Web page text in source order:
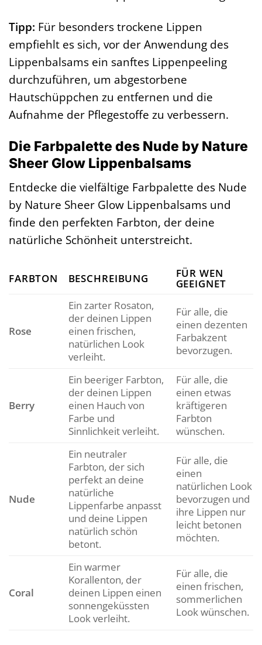
Tipp: Für besonders trockene Lippen
empfiehlt es sich, vor der Anwendung des
Lippenbalsams ein sanftes Lippenpeeling
durchzuführen, um abgestorbene
Hautschüppchen zu entfernen und die
Aufnahme der Pflegestoffe zu verbessern.
Die Farbpalette des Nude by Nature
Sheer Glow Lippenbalsams
Entdecke die vielfältige Farbpalette des Nude
by Nature Sheer Glow Lippenbalsams und
finde den perfekten Farbton, der deine
natürliche Schönheit unterstreicht.
FARBTON BESCHREIBUNG FÜR WEN
GEEIGNET
Rose
Ein zarter Rosaton,
der deinen Lippen
einen frischen,
natürlichen Look
verleiht.
Für alle, die
einen dezenten
Farbakzent
bevorzugen.
Berry
Ein beeriger Farbton,
der deinen Lippen
einen Hauch von
Farbe und
Sinnlichkeit verleiht.
Für alle, die
einen etwas
kräftigeren
Farbton
wünschen.
Nude
Ein neutraler
Farbton, der sich
perfekt an deine
natürliche
Lippenfarbe anpasst
und deine Lippen
natürlich schön
betont.
Für alle, die
einen
natürlichen Look
bevorzugen und
ihre Lippen nur
leicht betonen
möchten.
Coral
Ein warmer
Korallenton, der
deinen Lippen einen
sonnengeküssten
Look verleiht.
Für alle, die
einen frischen,
sommerlichen
Look wünschen.